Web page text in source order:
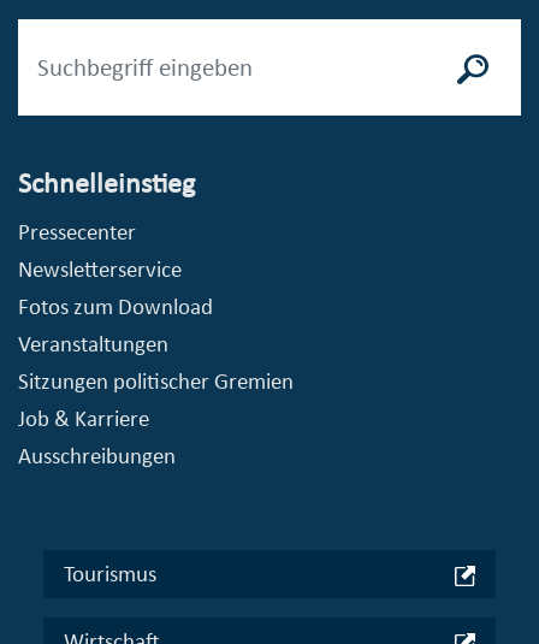
Schnelleinstieg
Pressecenter
Newsletterservice
Fotos zum Download
Veranstaltungen
Sitzungen politischer Gremien
Job & Karriere
Ausschreibungen
Tourismus